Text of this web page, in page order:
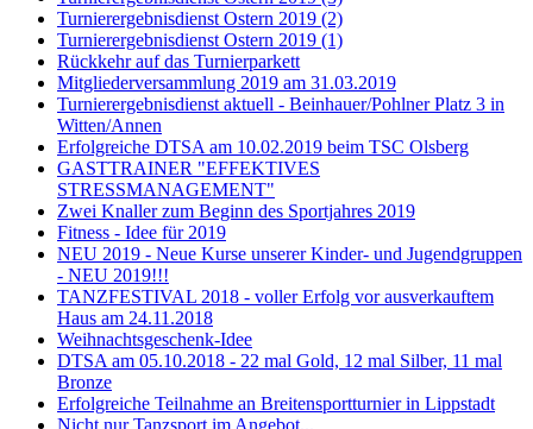
Turnierergebnisdienst Ostern 2019 (2)
Turnierergebnisdienst Ostern 2019 (1)
Rückkehr auf das Turnierparkett
Mitgliederversammlung 2019 am 31.03.2019
Turnierergebnisdienst aktuell - Beinhauer/Pohlner Platz 3 in
Witten/Annen
Erfolgreiche DTSA am 10.02.2019 beim TSC Olsberg
GASTTRAINER "EFFEKTIVES
STRESSMANAGEMENT"
Zwei Knaller zum Beginn des Sportjahres 2019
Fitness - Idee für 2019
NEU 2019 - Neue Kurse unserer Kinder- und Jugendgruppen
- NEU 2019!!!
TANZFESTIVAL 2018 - voller Erfolg vor ausverkauftem
Haus am 24.11.2018
Weihnachtsgeschenk-Idee
DTSA am 05.10.2018 - 22 mal Gold, 12 mal Silber, 11 mal
Bronze
Erfolgreiche Teilnahme an Breitensportturnier in Lippstadt
Nicht nur Tanzsport im Angebot...